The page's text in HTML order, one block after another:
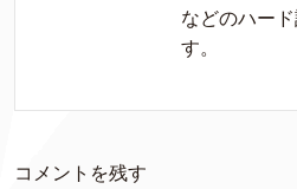
などのハー
す。
コメントを残す